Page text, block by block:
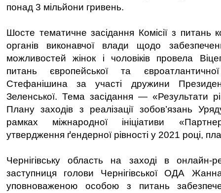
понад 3 мільйони гривень.
Шосте тематичне засідання Комісії з питань
органів виконавчої влади щодо
можливостей жінок і чоловіків провела
питань європейської та
Стефанішина за участі дружини
Зеленської. Тема засідання — «Результати
Плану заходів з реалізації зобов’язань
рамках міжнародної ініціативи
утвердження ґендерної рівності у 2021 році,
Чернігівську область на заході в онлайн-
заступниця голови Чернігівської ОДА
уповноваженою особою з питань